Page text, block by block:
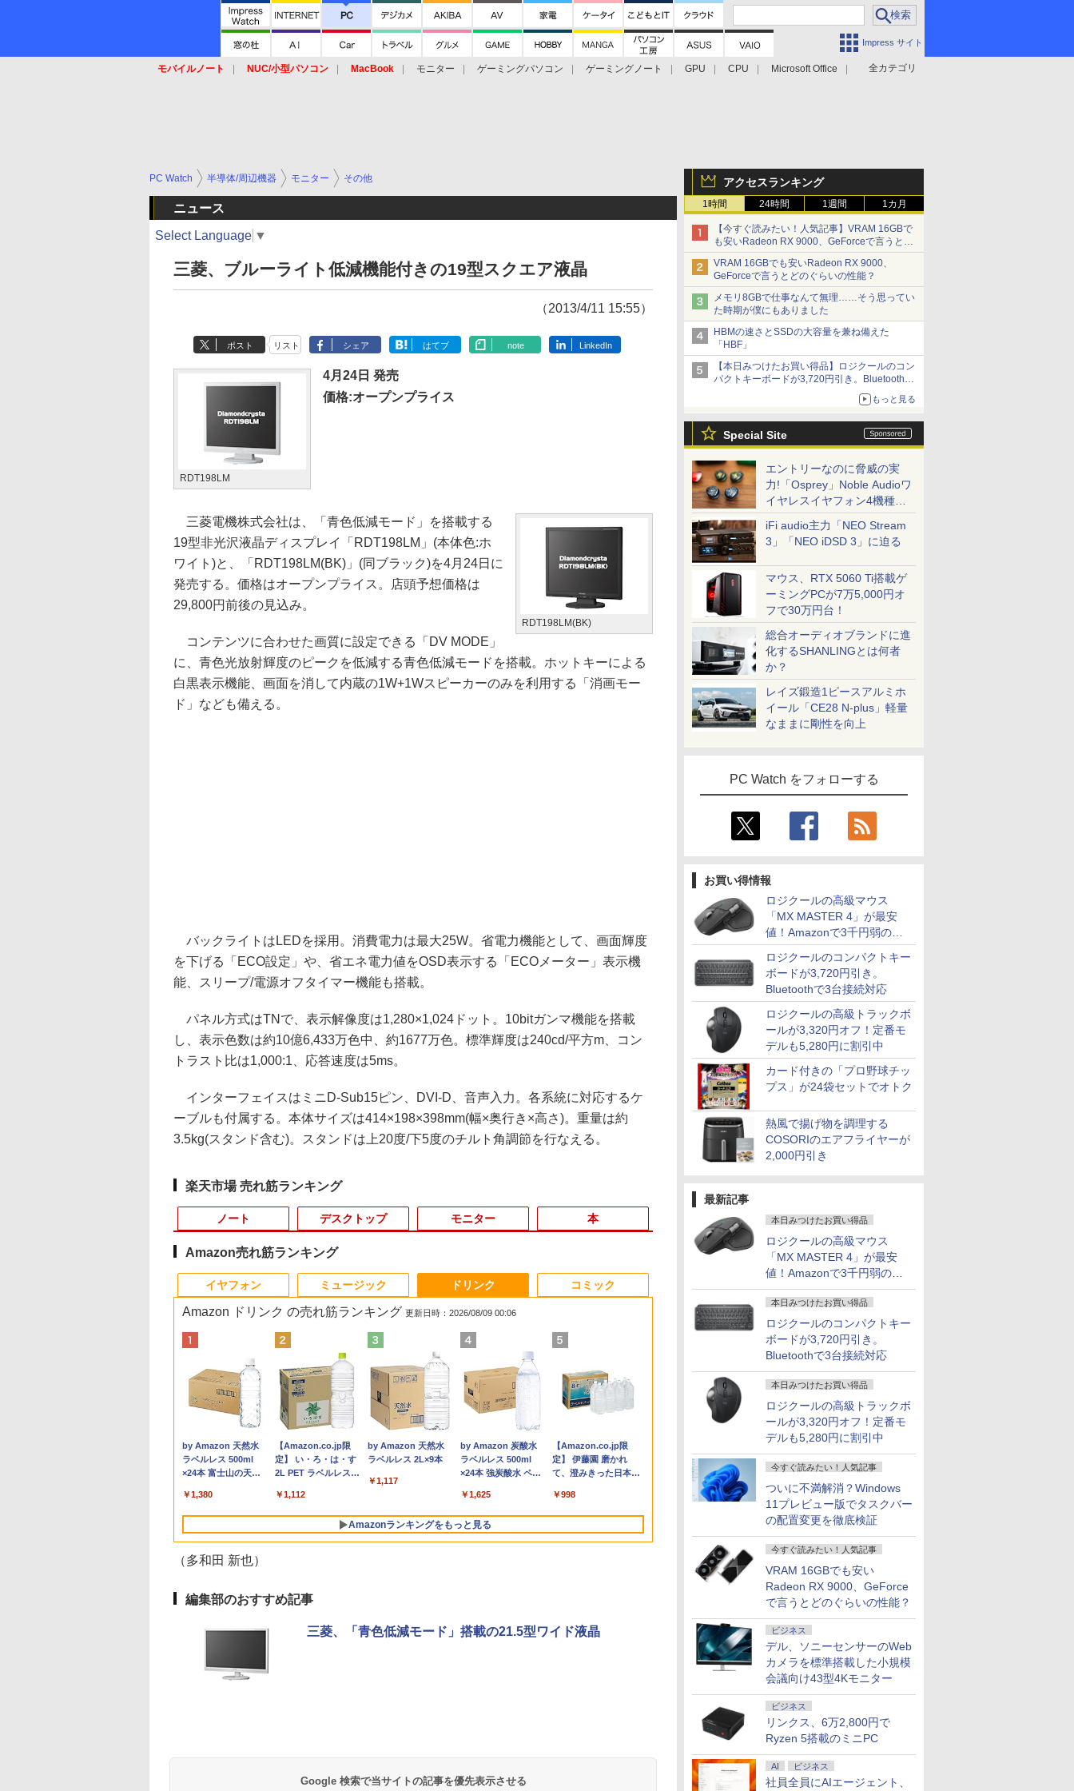
Impress サイト
全カテゴリ
モバイルノート NUC/小型パソコン MacBook モニター ゲーミングパソコン ゲーミングノート GPU CPU
Microsoft Office
アクセスランキング
1時間 24時間 1週間 1カ月
【今すぐ読みたい！人気記事】VRAM 16GBで
も安いRadeon RX 9000、GeForceで言うとど
のぐらいの性能？ - PC Watch
VRAM 16GBでも安いRadeon RX 9000、
GeForceで言うとどのぐらいの性能？
メモリ8GBで仕事なんて無理……そう思ってい
た時期が僕にもありました
HBMの速さとSSDの大容量を兼ね備えた
「HBF」
【本日みつけたお買い得品】ロジクールのコン
パクトキーボードが3,720円引き。Bluetoothで3
もっと見る
Special Site
エントリーなのに脅威の実
力!「Osprey」Noble Audioワ
イヤレスイヤフォン4機種を
一気に聴く
iFi audio主力「NEO Stream
3」「NEO iDSD 3」に迫る
マウス、RTX 5060 Ti搭載ゲ
ーミングPCが7万5,000円オ
フで30万円台！
総合オーディオブランドに進
化するSHANLINGとは何者
か？
レイズ鍛造1ピースアルミホ
イール「CE28 N-plus」軽量
なままに剛性を向上
PC Watch をフォローする
お買い得情報
ロジクールの高級マウス
「MX MASTER 4」が最安
値！Amazonで3千円弱の割
引
ロジクールのコンパクトキー
ボードが3,720円引き。
Bluetoothで3台接続対応
ロジクールの高級トラックボ
ールが3,320円オフ！定番モ
デルも5,280円に割引中
カード付きの「プロ野球チッ
プス」が24袋セットでオトク
熱風で揚げ物を調理する
COSORIのエアフライヤーが
2,000円引き
最新記事
本日みつけたお買い得品
ロジクールの高級マウス
「MX MASTER 4」が最安
値！Amazonで3千円弱の割
引
本日みつけたお買い得品
ロジクールのコンパクトキー
ボードが3,720円引き。
Bluetoothで3台接続対応
本日みつけたお買い得品
ロジクールの高級トラックボ
ールが3,320円オフ！定番モ
デルも5,280円に割引中
今すぐ読みたい！人気記事
ついに不満解消？Windows
11プレビュー版でタスクバー
の配置変更を徹底検証
今すぐ読みたい！人気記事
VRAM 16GBでも安い
Radeon RX 9000、GeForce
で言うとどのぐらいの性能？
ビジネス
デル、ソニーセンサーのWeb
カメラを標準搭載した小規模
会議向け43型4Kモニター
ビジネス
リンクス、6万2,800円で
Ryzen 5搭載のミニPC
AI ビジネス
社員全員にAIエージェント、
PC Watch 半導体/周辺機器 モニター その他
ニュース
Select Language ▼
三菱、ブルーライト低減機能付きの19型スクエア液晶
（2013/4/11 15:55）
ポスト リスト シェア はてブ note LinkedIn
RDT198LM
4月24日 発売
価格:オープンプライス
RDT198LM(BK)
三菱電機株式会社は、「青色低減モード」を搭載する
19型非光沢液晶ディスプレイ「RDT198LM」(本体色:ホ
ワイト)と、「RDT198LM(BK)」(同ブラック)を4月24日に
発売する。価格はオープンプライス。店頭予想価格は
29,800円前後の見込み。
コンテンツに合わせた画質に設定できる「DV MODE」
に、青色光放射輝度のピークを低減する青色低減モードを搭載。ホットキーによる
白黒表示機能、画面を消して内蔵の1W+1Wスピーカーのみを利用する「消画モー
ド」なども備える。
バックライトはLEDを採用。消費電力は最大25W。省電力機能として、画面輝度
を下げる「ECO設定」や、省エネ電力値をOSD表示する「ECOメーター」表示機
能、スリープ/電源オフタイマー機能も搭載。
パネル方式はTNで、表示解像度は1,280×1,024ドット。10bitガンマ機能を搭載
し、表示色数は約10億6,433万色中、約1677万色。標準輝度は240cd/平方m、コン
トラスト比は1,000:1、応答速度は5ms。
インターフェイスはミニD-Sub15ピン、DVI-D、音声入力。各系統に対応するケ
ーブルも付属する。本体サイズは414×198×398mm(幅×奥行き×高さ)。重量は約
3.5kg(スタンド含む)。スタンドは上20度/下5度のチルト角調節を行なえる。
楽天市場 売れ筋ランキング
ノート
1
【期間限定 ポイント10
倍】Lenovo IdeaPad
D330 10.1型 2-in-1 タ
ブレットPC／着脱式キ
ーボード（intel 第九世
代Celeron
N4000/4GB/64GB
eMMC/HD IPS液晶
Type-C データ/充電
11 Pro／Dolby
古品】
2
【マラソンP5倍/10%オ
フクーポン】中古ノー
トパソコン Dell
Latitude 7200 2in1 第8
世代 Core i5 メモリ
8GB SSD128GB 12.3
インチタッチパネルフ
ルHD Windows11 Pro
カメラ Bluetooth Wi-
3
中古 マイクロソフト
Surface Pro 7 Core i5
1035G4 第10世代 メモ
リ8GB SSD128GB 12
インチ Windows11
Home 無線LAN Wi-Fi
WEBカメラ Type-C
1866 1年保証 レビュー
コン 中古ノートパソコ
ン 中古PC
￥26,800
【新品】【楽天1
位！】ノートパソコン
新品第13世代CPU搭載
ノートPC Office付き
ノートパソコン 初心者
向け Windows11 初期
設定済 Webカメラ
zoom 日本語キーボー
ド 14.1型 Intel
SSD1TB(最大) 大容量
バッテリービジネス 大
5
【最新Office2024】ノ
ートパソコン 中古
Core i5 第10世代
ンチ メモリ16GB 新品
SSD1TB DVDドライブ
WEBカメラ テンキー
windows11搭載 NEC
中古ノートパソコン 安
新品ノートパソコン ノートPC 新品 Office付き 初心者向
け Windows11 初期設定済 Webカメラ zoom 15.6型 テン
キー付 Intel メモリ8GB16GB SSD256GB/512GB フルHD
液晶 大容量バッテリー Wi-Fi テレワーク応援 在宅勤務 学
7
速NVMe式256GB-SSD カメラ 無線Wi-Fi6
Win11【中古ノートパソコン 中古パソコン 中
Win10）
デスクトップ
1
【期間限定P15倍+最大10%OFFクーポ
ン】 【3年保証】DELL デル
OPTIPLEX 3060 MICRO SSD256GB
メモリ8GB Core i5 Windows 11 Pro
中古 アウトレット 返品 送料無料 中古
デスクトップパソコン 中古パソコン
デスクトップパソコン デスクトップ
PC ミニPC OFFICE付き
2
GMKtec メモリ16GB ストレージ512B
小型デスクトップパソコン GMKtec
NucBox G3S GMK-G3S-16/512-
W11PRO(N95)
【展示品・代引不可】 NEC 液晶一体
27型 デスクトップパソコン LAVIE A27
Windows 11/ インテル Core i7/ メモリ
16GB/ SSD 512GB/ Webカメラ/ DVD
ドライブ/ Office付き/ ブラック
￥189,800
【期間限定P15倍+最大10%OFFクーポ
ン】 【3年保証】DELL デル
OPTIPLEX 3060 MICRO SSD256GB
メモリ8GB Core i5 Windows 11 Pro
中古 アウトレット 返品 送料無料 中古
デスクトップパソコン 中古パソコン
デスクトップパソコン デスクトップ
PC ミニPC OFFICE付き
2
GMKtec メモリ16GB ストレージ512B
小型デスクトップパソコン GMKtec
NucBox G3S GMK-G3S-16/512-
W11PRO(N95)
￥49,980
モニター
1
Pixio PX246 Wave ゲーミングモニタ
ー 23.8インチ FHD 120Hz IPS 白 ホワ
イト ブルー ピンク ピクシオ 液晶 モニ
ター ディスプレイ サブ 2台目 HDMI
2
Pixio ゲーミングモニター 24インチ ホ
ワイト PX249WAVE PX248WAVE 白
240hz pcモニター 120Hz 144Hz
165Hz 対応 モニター ピンク ブルー ベ
ージュ フルHD IPS HDR ノングレア ス
ピーカー内蔵 VESA 23.8インチ 液晶
ディスプレイ ピクシオ 公式 【最大5年
保証】
JAPANNEXT 14インチ IPSパネルx2搭
載 WUXGA(1920x1200)解像度 デュア
ルモバイルモニター JN-DMD-
IPS14WX miniHDMI USB-C 3画面拡張
接続表示(実質21インチ) オートフリッ
プ 自立式キックスタンド搭載 【2年保
証】 PCモニター 液晶モニター パソコ
ンモニター ジャパンネクスト
Pixio PX246 Wave ゲーミングモニタ
ー 23.8インチ FHD 120Hz IPS 白 ホワ
イト ブルー ピンク ピクシオ 液晶 モニ
ター ディスプレイ サブ 2台目 HDMI
2
Pixio ゲーミングモニター 24インチ ホ
ワイト PX249WAVE PX248WAVE 白
240hz pcモニター 120Hz 144Hz
165Hz 対応 モニター ピンク ブルー ベ
ージュ フルHD IPS HDR ノングレア ス
ピーカー内蔵 VESA 23.8インチ 液晶
ディスプレイ ピクシオ 公式 【最大5年
￥18,500
本
1
りゅうおうのおしご
と！21 〜白雪姫と竜
王の結婚〜【完結記念
メモリアルブック付き
特装版】 【電子書籍】
[ 白鳥 士郎 ]
2
11～12世紀のフランド
ル伯の尚書部 [ 青山由
美子 ]
3
【送料無料】これって
むし歯になりますか？
に根拠をもって答える
本 代用甘味料を迷わ
ず説明するために／久
保庭雅恵／監修 中村
恵理子／著
￥5,940
スリランカ料理 ライス
＆カリー、朝ごはん、
軽食、スイーツからラ
ンプライスまで、スリ
ランカの食を深く知る
ための125品 [ 濱田 祐
介 ]
5
【中古】 三舟及び南洲
の書 / 寺山葛常 / 巌南
堂書店 [単行本]【宅配
【送料無料】ADLの動
作分析／鈴木俊明 嘉
7
暴力と聖なるもの新装
版 （叢書・ウニベルシ
タス） [ ルネ・ジラー
ル ]
￥6,600
8
【楽天1位！高評価
アニメ 絵本 セット 16
冊 柿沼美浩 福島宏之
柳川茂 あや秀夫 佐々木
昇 昔話 絵本 指先知育
受験 さわれるまなべる
童書 読み聞かせ ギフト
誕生日 出産祝い プレゼ
ント ギフト ラッピング
送料無料
￥6,780
Amazon売れ筋ランキング
イヤフォン
Anker Soundcore
P42i (Bluetooth 6.1)
【完全ワイヤレスイ
ズキャンセリング 3.5
/ マルチポイント接続
ンパクト形状/持ち運
びに便利 / IP55 防塵
防水位規格/PSE技術
￥9,990
Anker Soundcore
P31i ピンク
Anker Soundcore
Liberty 5 ディープブ
【2026年アップグレ
ード版】AOKIMI ワ
イヤレスイヤホン
V12 小型軽量 ブルー
トゥースHi-Fi 最大
36時間再生 ぶるーと
ゅーす コードレス
ワイト)
￥1,964
Xiaomi シャオミ
REDMI Buds 8 Lite ワ
イヤレスイヤホン
キャンセリング ANC
36時間再生
￥3,480
ミュージック
BRUCE WAYNE feat.
Flo Milli, ATL Jacob
[Explicit]
￥250
BRUCE WAYNE feat.
Flo Milli, ATL Jacob
[Explicit]
￥250
見知らぬ糸
On My Road
(Stadium ver.)
￥250
On My Road
(Stadium ver.)
￥250
ドリンク
Amazon ドリンク の売れ筋ランキング 更新日時：2026/08/09 00:06
by Amazon 天然水
ラベルレス 500ml
×24本 富士山の天然
ミネラルウォーター
ペットボトル 静岡県
(Smart Basic)
￥1,380
【Amazon.co.jp限
定】 い・ろ・は・す
2L PET ラベルレス
￥1,112
by Amazon 天然水
ラベルレス 2L×9本
￥1,117
by Amazon 炭酸水
ラベルレス 500ml
×24本 強炭酸水 ペッ
ットル (Smart
Basic)
￥1,625
【Amazon.co.jp限
定】 伊藤園 磨かれ
て、澄みきった日本の
ケース ] [ 水 ] [ ペット
ボトル ] [ 箱買い ] [ ス
￥998
Amazonランキングをもっと見る
コミック
（多和田 新也）
編集部のおすすめ記事
三菱、「青色低減モード」搭載の21.5型ワイド液晶
Google 検索で当サイトの記事を優先表示させる